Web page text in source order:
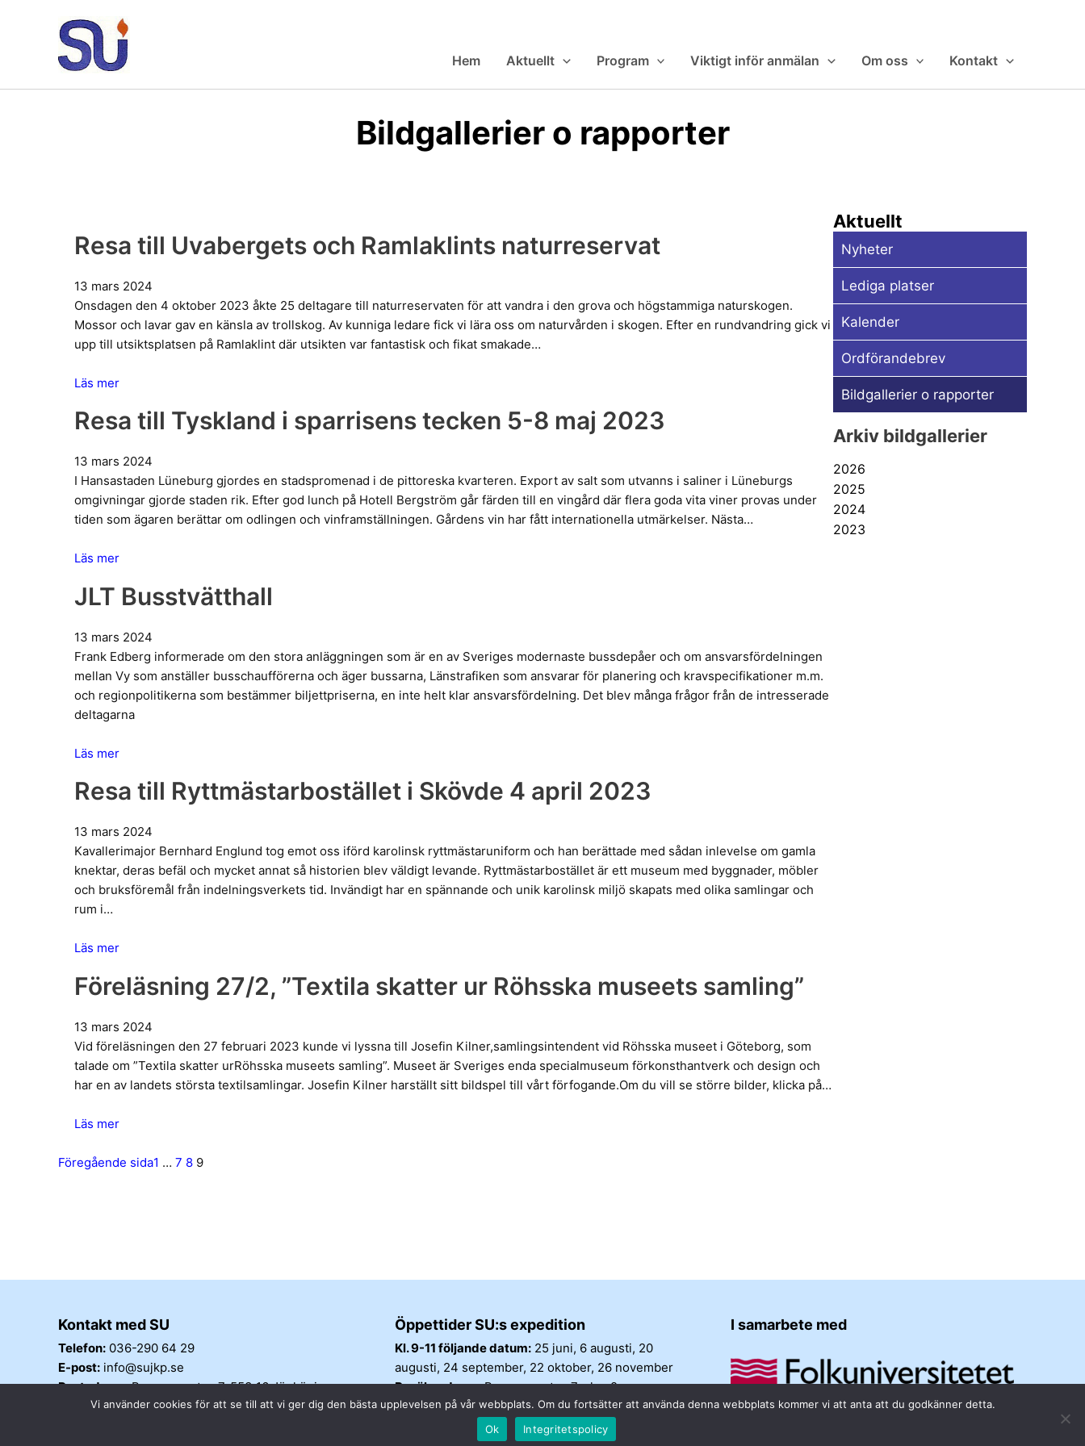
Hem Aktuellt Program Viktigt inför anmälan Om oss Kontakt
Bildgallerier o rapporter
Resa till Uvabergets och Ramlaklints naturreservat
13 mars 2024
Onsdagen den 4 oktober 2023 åkte 25 deltagare till naturreservaten för att vandra i den grova och högstammiga naturskogen.
Mossor och lavar gav en känsla av trollskog. Av kunniga ledare fick vi lära oss om naturvården i skogen. Efter en rundvandring gick vi
upp till utsiktsplatsen på Ramlaklint där utsikten var fantastisk och fikat smakade…
Läs mer
Resa till Tyskland i sparrisens tecken 5-8 maj 2023
13 mars 2024
I Hansastaden Lüneburg gjordes en stadspromenad i de pittoreska kvarteren. Export av salt som utvanns i saliner i Lüneburgs
omgivningar gjorde staden rik. Efter god lunch på Hotell Bergström går färden till en vingård där flera goda vita viner provas under
tiden som ägaren berättar om odlingen och vinframställningen. Gårdens vin har fått internationella utmärkelser. Nästa…
Läs mer
JLT Busstvätthall
13 mars 2024
Frank Edberg informerade om den stora anläggningen som är en av Sveriges modernaste bussdepåer och om ansvarsfördelningen
mellan Vy som anställer busschaufförerna och äger bussarna, Länstrafiken som ansvarar för planering och kravspecifikationer m.m.
och regionpolitikerna som bestämmer biljettpriserna, en inte helt klar ansvarsfördelning. Det blev många frågor från de intresserade
deltagarna
Läs mer
Resa till Ryttmästarbostället i Skövde 4 april 2023
13 mars 2024
Kavallerimajor Bernhard Englund tog emot oss iförd karolinsk ryttmästaruniform och han berättade med sådan inlevelse om gamla
knektar, deras befäl och mycket annat så historien blev väldigt levande. Ryttmästarbostället är ett museum med byggnader, möbler
och bruksföremål från indelningsverkets tid. Invändigt har en spännande och unik karolinsk miljö skapats med olika samlingar och
rum i…
Läs mer
Föreläsning 27/2, ”Textila skatter ur Röhsska museets samling”
13 mars 2024
Vid föreläsningen den 27 februari 2023 kunde vi lyssna till Josefin Kilner,samlingsintendent vid Röhsska museet i Göteborg, som
talade om ”Textila skatter urRöhsska museets samling”. Museet är Sveriges enda specialmuseum förkonsthantverk och design och
har en av landets största textilsamlingar. Josefin Kilner harställt sitt bildspel till vårt förfogande.Om du vill se större bilder, klicka på…
Läs mer
Föregående sida1 … 7 8 9
Aktuellt
Nyheter
Lediga platser
Kalender
Ordförandebrev
Bildgallerier o rapporter
Arkiv bildgallerier
2026
2025
2024
2023
Kontakt med SU
Telefon: 036-290 64 29
E-post: info@sujkp.se
Postadress:Barnarpsgatan 7, 553 16 Jönköping
Öppettider SU:s expedition
Kl. 9-11 följande datum:25 juni, 6 augusti, 20
augusti, 24 september, 22 oktober, 26 november
Besöksadress:Barnarpsgatan 7, plan 2
I samarbete med
Vi använder cookies för att se till att vi ger dig den bästa upplevelsen på vår webbplats. Om du fortsätter att använda denna webbplats kommer vi att anta att du godkänner detta.
Ok
Integritetspolicy